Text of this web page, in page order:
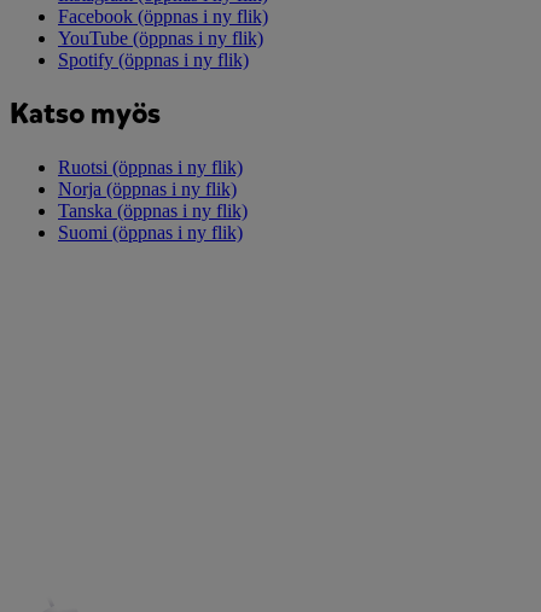
Facebook (öppnas i ny flik)
YouTube (öppnas i ny flik)
Spotify (öppnas i ny flik)
Katso myös
Ruotsi (öppnas i ny flik)
Norja (öppnas i ny flik)
Tanska (öppnas i ny flik)
Suomi (öppnas i ny flik)